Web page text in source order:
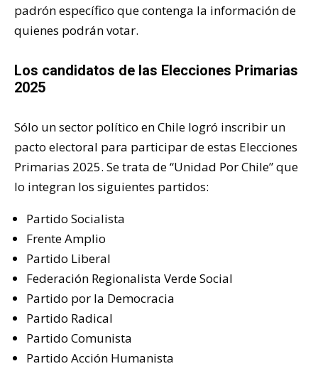
padrón específico que contenga la información de
quienes podrán votar.
Los candidatos de las Elecciones Primarias
2025
Sólo un sector político en Chile logró inscribir un
pacto electoral para participar de estas Elecciones
Primarias 2025. Se trata de “Unidad Por Chile” que
lo integran los siguientes partidos:
Partido Socialista
Frente Amplio
Partido Liberal
Federación Regionalista Verde Social
Partido por la Democracia
Partido Radical
Partido Comunista
Partido Acción Humanista